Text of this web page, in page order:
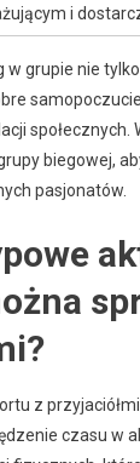
i
w grupie nie
biegowej,
pasjonatów.
z
czasu w